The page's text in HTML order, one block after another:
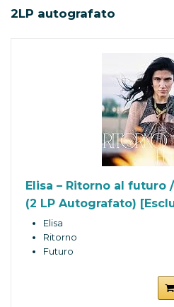
2LP autografato
Elisa – Ritorno al
(2 LP Autografato)
Elisa
Ritorno
Futuro